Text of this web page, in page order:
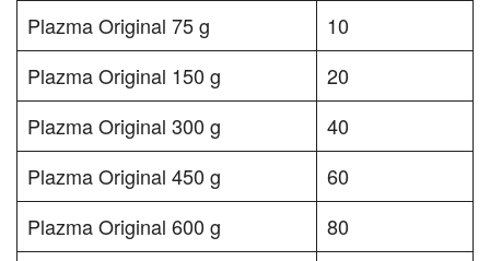
Plazma Original 75 g
10
Plazma Original 150 g
20
Plazma Original 300 g
40
Plazma Original 450 g
60
Plazma Original 600 g
80